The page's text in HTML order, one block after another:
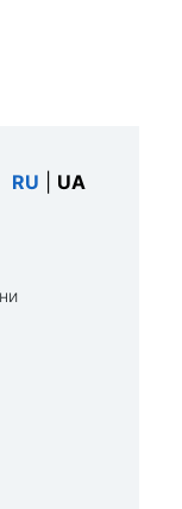
RU UA